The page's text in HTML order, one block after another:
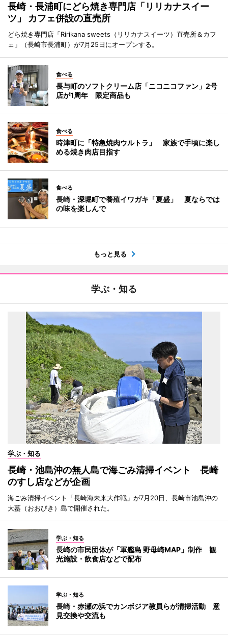
長崎・長浦町にどら焼き専門店「リリカナスイー
ツ」 カフェ併設の直売所
どら焼き専門店「Ririkana sweets（リリカナスイーツ）直売所＆カフ
ェ」（長崎市長浦町）が7月25日にオープンする。
食べる
長与町のソフトクリーム店「ニコニコファン」2号
店が1周年 限定商品も
食べる
時津町に「特急焼肉ウルトラ」 家族で手頃に楽し
める焼き肉店目指す
食べる
長崎・深堀町で養殖イワガキ「夏盛」 夏ならでは
の味を楽しんで
もっと見る
学ぶ・知る
学ぶ・知る
長崎・池島沖の無人島で海ごみ清掃イベント 長崎
のすし店などが企画
海ごみ清掃イベント「長崎海未来大作戦」が7月20日、長崎市池島沖の
大蟇（おおびき）島で開催された。
学ぶ・知る
長崎の市民団体が「軍艦島 野母崎MAP」制作 観
光施設・飲食店などで配布
学ぶ・知る
長崎・赤瀬の浜でカンボジア教員らが清掃活動 意
見交換や交流も